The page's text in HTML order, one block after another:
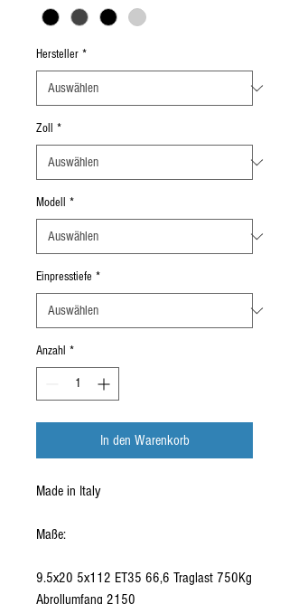
Hersteller *
Zoll *
Modell *
Einpresstiefe *
Anzahl *
In den Warenkorb
Made in Italy
Maße:
9.5x20 5x112 ET35 66,6 Traglast 750Kg
Abrollumfang 2150